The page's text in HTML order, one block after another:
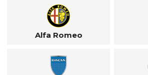
Alfa Romeo